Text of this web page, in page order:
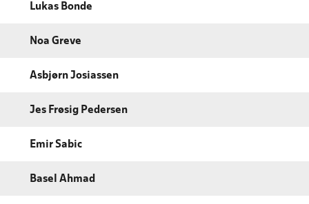
Lukas Bonde
Noa Greve
Asbjørn Josiassen
Jes Frøsig Pedersen
Emir Sabic
Basel Ahmad